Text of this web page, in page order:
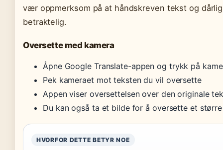
vær oppmerksom på at håndskreven tekst og
betraktelig.
Oversette med kamera
Åpne Google Translate-appen og trykk på
Pek kameraet mot teksten du vil oversette
Appen viser oversettelsen over den originale
Du kan også ta et bilde for å oversette et
HVORFOR DETTE BETYR NOE